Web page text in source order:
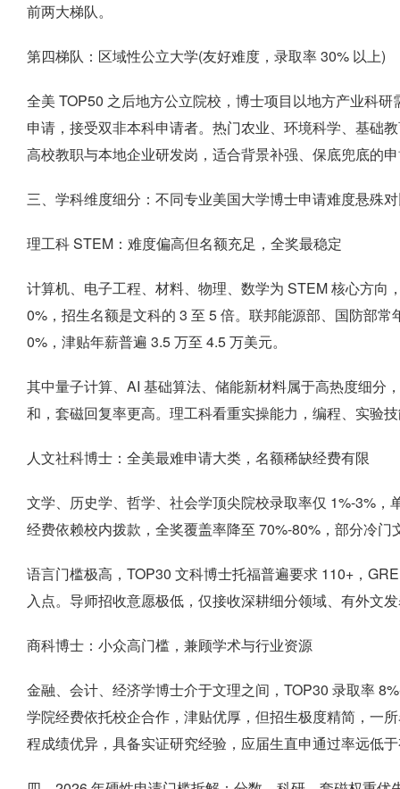
前两大梯队。
第四梯队：区域性公立大学(友好难度，录取率 30% 以上)
全美 TOP50 之后地方公立院校，博士项目以地方产业科
申请，接受双非本科申请者。热门农业、环境科学、基础
高校教职与本地企业研发岗，适合背景补强、保底兜底的
三、学科维度细分：不同专业美国大学博士申请难度悬殊
理工科 STEM：难度偏高但名额充足，全奖最稳定
计算机、电子工程、材料、物理、数学为 STEM 核心方向
0%，招生名额是文科的 3 至 5 倍。联邦能源部、国防部
0%，津贴年薪普遍 3.5 万至 4.5 万美元。
其中量子计算、AI 基础算法、储能新材料属于高热度细分
和，套磁回复率更高。理工科看重实操能力，编程、实验
人文社科博士：全美最难申请大类，名额稀缺经费有限
文学、历史学、哲学、社会学顶尖院校录取率仅 1%-3%
经费依赖校内拨款，全奖覆盖率降至 70%-80%，部分冷门
语言门槛极高，TOP30 文科博士托福普遍要求 110+，
入点。导师招收意愿极低，仅接收深耕细分领域、有外文
商科博士：小众高门槛，兼顾学术与行业资源
金融、会计、经济学博士介于文理之间，TOP30 录取率
学院经费依托校企合作，津贴优厚，但招生极度精简，一
程成绩优异，具备实证研究经验，应届生直申通过率远低